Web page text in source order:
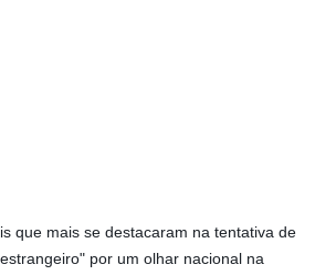
que mais se destacaram na tentativa de
por um olhar nacional na